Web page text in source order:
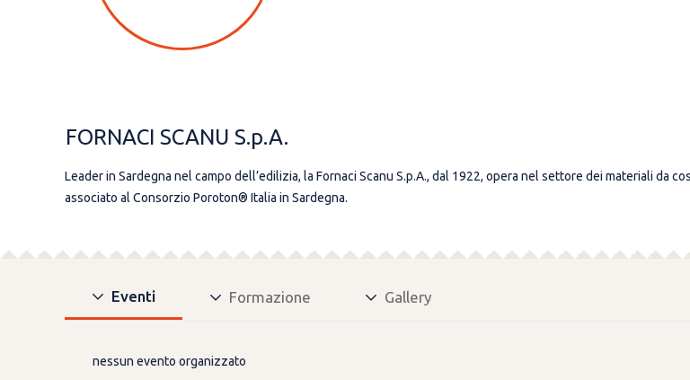
FORNACI SCANU S.p.A.
Leader in Sardegna nel campo dell’edilizia, la Fornaci Scanu S.p.A., dal 1922, opera nel settore dei materiali
associato al Consorzio Poroton® Italia in Sardegna.
Eventi Formazione Gallery
nessun evento organizzato